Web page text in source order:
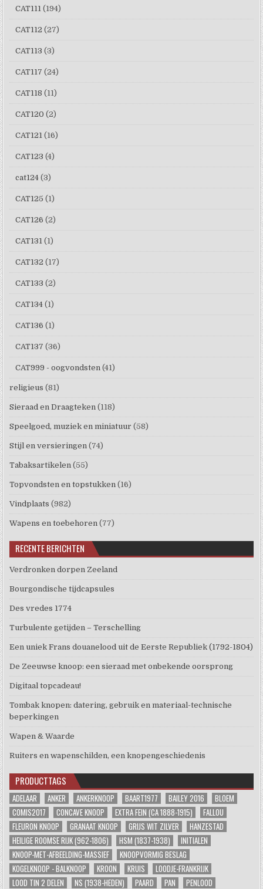
CAT111 (194)
CAT112 (27)
CAT113 (3)
CAT117 (24)
CAT118 (11)
CAT120 (2)
CAT121 (16)
CAT123 (4)
cat124 (3)
CAT125 (1)
CAT126 (2)
CAT131 (1)
CAT132 (17)
CAT133 (2)
CAT134 (1)
CAT136 (1)
CAT137 (36)
CAT999 - oogvondsten (41)
religieus (81)
Sieraad en Draagteken (118)
Speelgoed, muziek en miniatuur (58)
Stijl en versieringen (74)
Tabaksartikelen (55)
Topvondsten en topstukken (16)
Vindplaats (982)
Wapens en toebehoren (77)
RECENTE BERICHTEN
Verdronken dorpen Zeeland
Bourgondische tijdcapsules
Des vredes 1774
Turbulente getijden – Terschelling
Een uniek Frans douanelood uit de Eerste Republiek (1792-1804)
De Zeeuwse knoop: een sieraad met onbekende oorsprong
Digitaal topcadeau!
Tombak knopen: datering, gebruik en materiaal-technische
beperkingen
Wapen & Waarde
Ruiters en wapenschilden, een knopengeschiedenis
PRODUCTTAGS
ADELAAR ANKER ANKERKNOOP BAART1977 BAILEY 2016
BLOEM
COMIS2017
CONCAVE KNOOP EXTRA FEIN (CA 1888-1915)
FALLOU
FLEURON KNOOP
GRANAAT KNOOP GRIJS WIT ZILVER
HANZESTAD
HEILIGE ROOMSE RIJK (962-1806)
HSM (1837-1938)
INITIALEN
KNOOP-MET-AFBEELDING-MASSIEF
KNOOPVORMIG BESLAG
KOGELKNOOP - BALKNOOP
KROON KRUIS
LOODJE-FRANKRIJK
LOOD TIN 2 DELEN
NS (1938-HEDEN) PAARD PAN PENLOOD